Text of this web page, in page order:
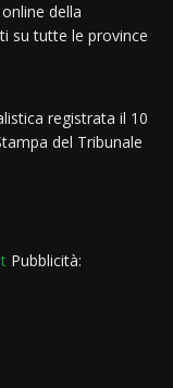
della
su tutte le province
registrata il 10
del Tribunale
Pubblicità: